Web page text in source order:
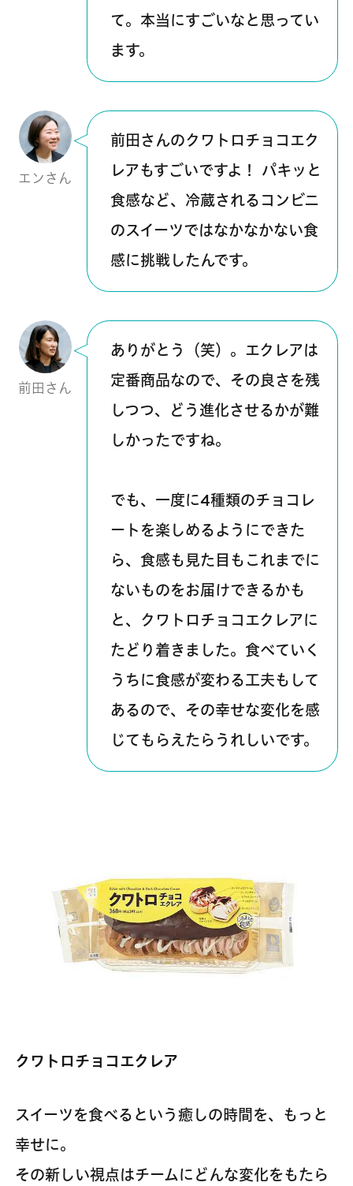
て。本当にすごいなと思ってい
ます。
エンさん
前田さんのクワトロチョコエク
レアもすごいですよ！ パキッと
食感など、冷蔵されるコンビニ
のスイーツではなかなかない食
感に挑戦したんです。
前田さん
ありがとう（笑）。エクレアは
定番商品なので、その良さを残
しつつ、どう進化させるかが難
しかったですね。
でも、一度に4種類のチョコレ
ートを楽しめるようにできた
ら、食感も見た目もこれまでに
ないものをお届けできるかも
と、クワトロチョコエクレアに
たどり着きました。食べていく
うちに食感が変わる工夫もして
あるので、その幸せな変化を感
じてもらえたらうれしいです。
クワトロチョコエクレア
スイーツを食べるという癒しの時間を、もっと
幸せに。
その新しい視点はチームにどんな変化をもたら